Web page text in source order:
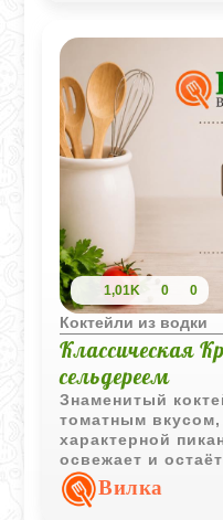
1,01K 0 0
Коктейли из водки
Классическая
сельдереем
Знаменитый
томатным
характерной
освежает и
узнаваемых
мире.Вилка